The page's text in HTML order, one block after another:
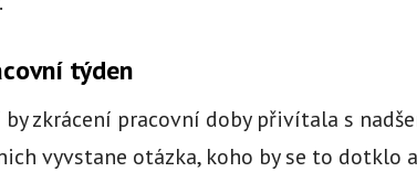
týden
zkrácení pracovní doby přivítala s
vyvstane otázka, koho by se to dotklo